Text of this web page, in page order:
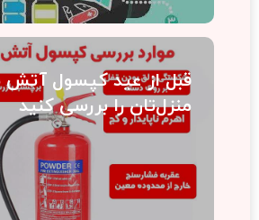
قبل از عید کپسول آتش نشانی
منزل‌تان را بررسی کنید